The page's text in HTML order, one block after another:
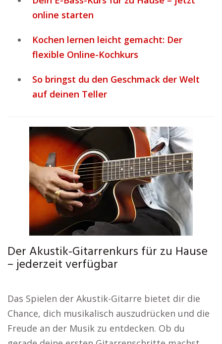
online starten
Kochen lernen leicht gemacht: Der
flexible Online-Kochkurs
So bringst du den Geschmack der Welt
auf deinen Teller
Der Akustik-Gitarrenkurs für zu Hause
– jederzeit verfügbar
Das Spielen der Akustik-Gitarre bietet dir die
Chance, dich musikalisch auszudrücken und die
Freude an der Musik zu entdecken. Ob du